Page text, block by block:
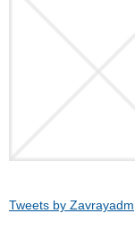
Tweets by Zavrayadm